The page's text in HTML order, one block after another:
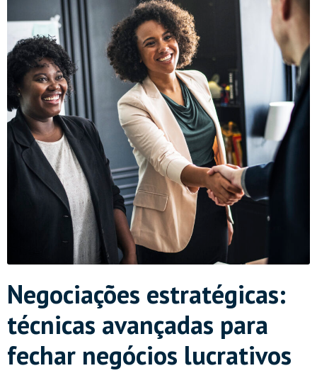
Negociações estratégicas:
técnicas avançadas para
fechar negócios lucrativos